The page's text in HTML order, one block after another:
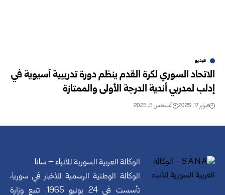
فيديو
الاتحاد السوري لكرة القدم ينظم دورة تدريبية آسيوية في
إدلب لمدربي أندية الدرجة الأولى والممتازة
فبراير 17, 2025 أغسطس 5, 2025
الوكالة العربية السورية للأنباء – سانا
الوكالة الوطنية الرسمية للأخبار في سوريا،
تأسست في 24 يونيو 1965. تتبع وزارة